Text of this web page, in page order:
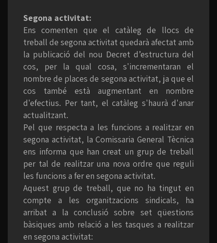
Segona activitat:
Ens comenten que el catàleg de llocs de
treball de segona activitat quedarà afectat amb
la publicació del nou Decret d’estructura del
cos, per la qual cosa, s'incrementaran el
nombre de places de segona activitat, ja que el
cos també està augmentant en nombre
d'efectius. Per tant, el catàleg s'haurà d'anar
actualitzant.
Pel que respecta a les funcions a realitzar en
segona activitat, la Comissaria General Tècnica
ens informa que han creat un grup de treball
per tal de realitzar una nova ordre que reguli
les funcions a fer en segona activitat.
Aquest grup de treball, que no ha tingut en
compte a les organitzacions sindicals, ha
arribat a la conclusió sobre set qüestions
bàsiques amb relació a les tasques a realitzar
en segona activitat: